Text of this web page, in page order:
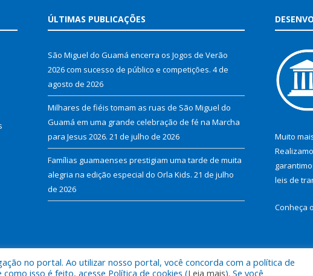
ÚLTIMAS PUBLICAÇÕES
São Miguel do Guamá encerra os Jogos de Verão
2026 com sucesso de público e competições. 4 de
agosto de 2026
Milhares de fiéis tomam as ruas de São Miguel do
Guamá em uma grande celebração de fé na Marcha
para Jesus 2026. 21 de julho de 2026
Famílias guamaenses prestigiam uma tarde de muita
alegria na edição especial do Orla Kids. 21 de julho
de 2026
Muito
leis de
Conheça o
de São Miguel do Guamá. Mapa do Site
no portal. Ao utilizar nosso portal, você concorda com a política de
isso é feito, acesse Política de cookies (Leia mais). Se você